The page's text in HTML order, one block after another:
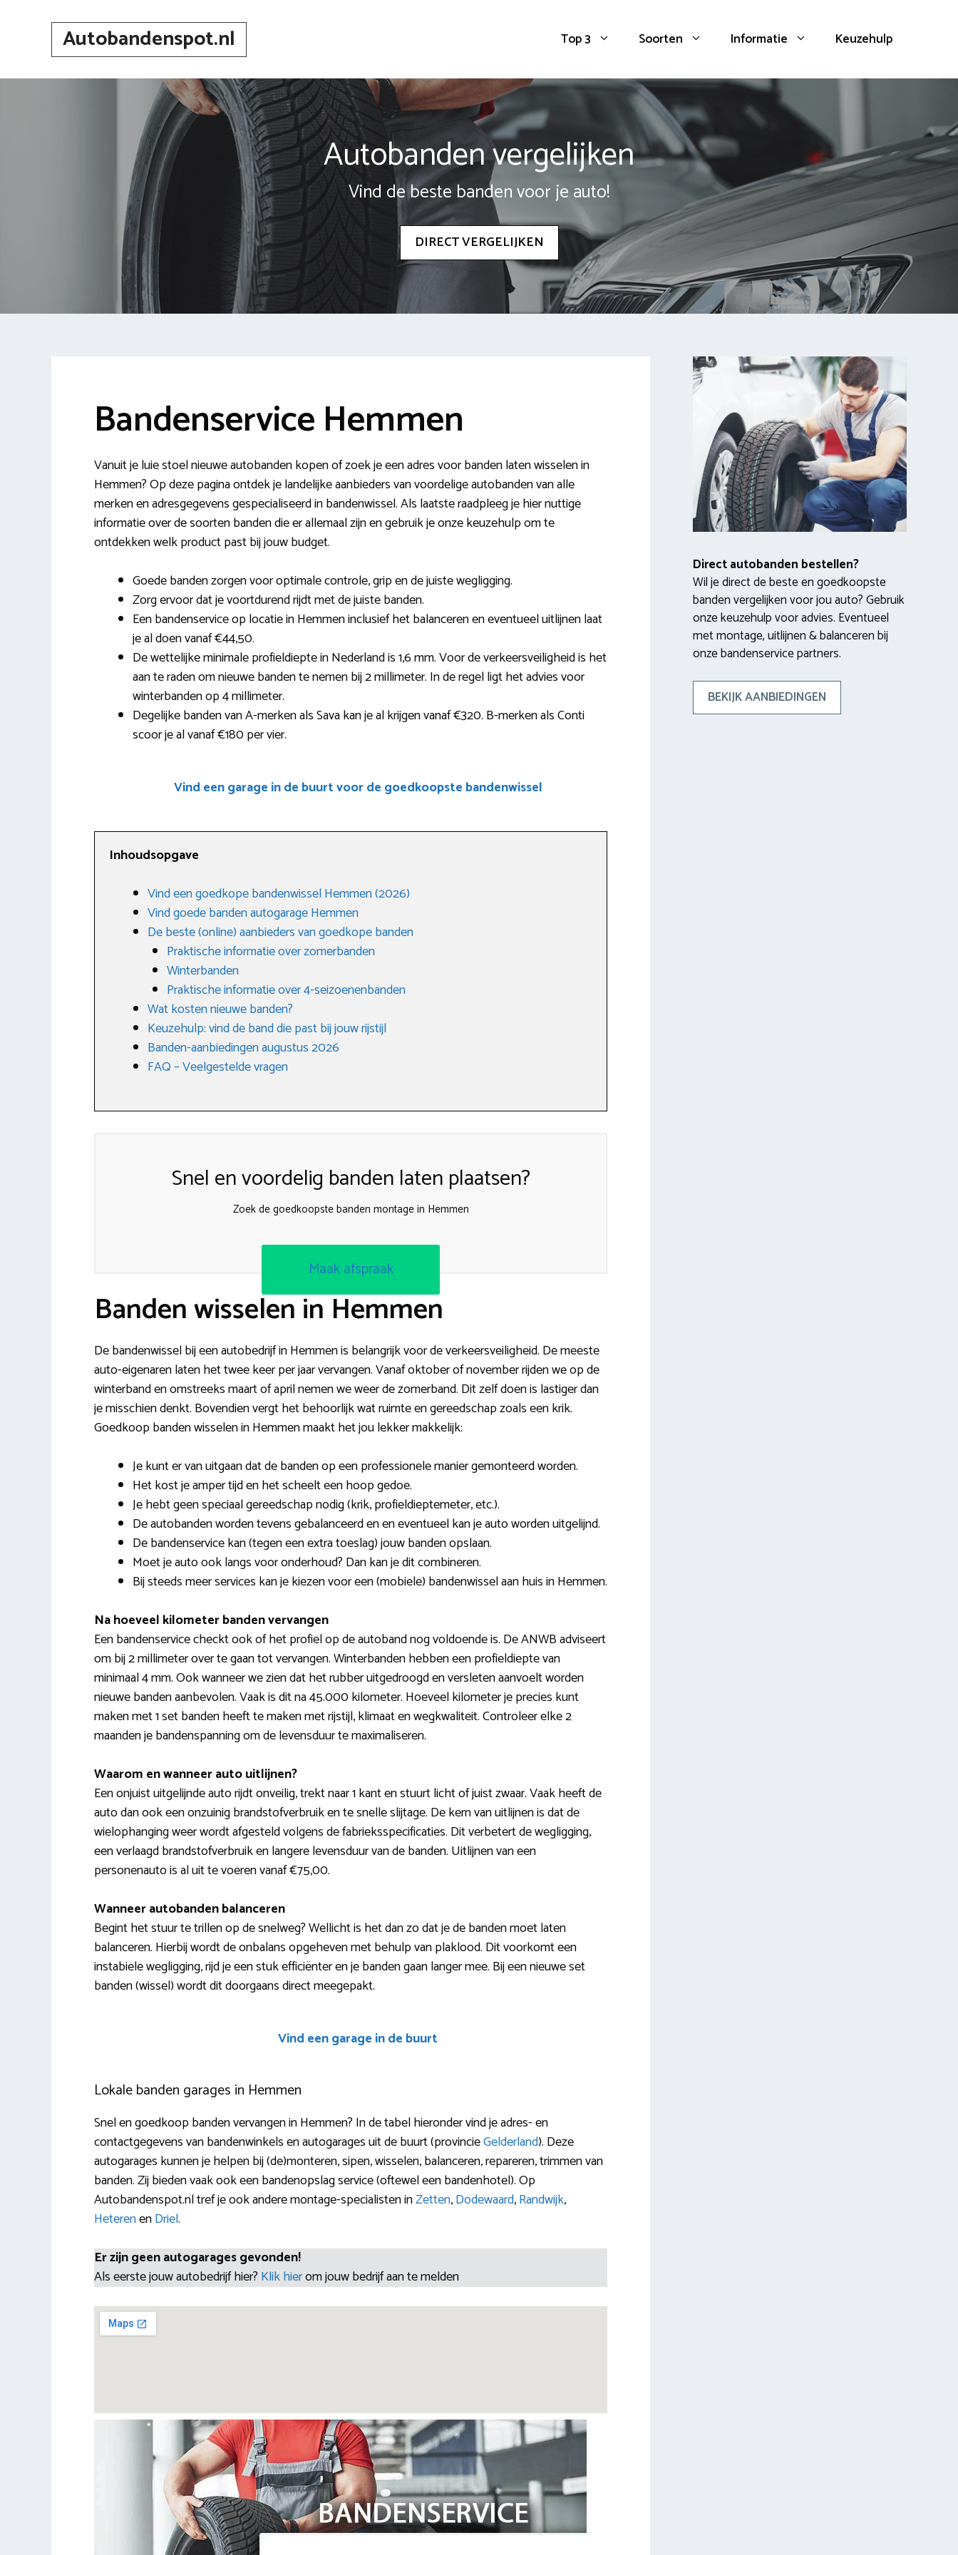
Autobandenspot.nl Top 3 Soorten Informatie Keuzehulp
Autobanden vergelijken
Vind de beste banden voor je auto!
DIRECT VERGELIJKEN
Bandenservice Hemmen
Vanuit je luie stoel nieuwe autobanden kopen of zoek je een adres voor banden laten wisselen in
Hemmen? Op deze pagina ontdek je landelijke aanbieders van voordelige autobanden van alle
merken en adresgegevens gespecialiseerd in bandenwissel. Als laatste raadpleeg je hier nuttige
informatie over de soorten banden die er allemaal zijn en gebruik je onze keuzehulp om te
ontdekken welk product past bij jouw budget.
Goede banden zorgen voor optimale controle, grip en de juiste wegligging.
Zorg ervoor dat je voortdurend rijdt met de juiste banden.
Een bandenservice op locatie in Hemmen inclusief het balanceren en eventueel uitlijnen laat
je al doen vanaf €44,50.
De wettelijke minimale profieldiepte in Nederland is 1,6 mm. Voor de verkeersveiligheid is het
aan te raden om nieuwe banden te nemen bij 2 millimeter. In de regel ligt het advies voor
winterbanden op 4 millimeter.
Degelijke banden van A-merken als Sava kan je al krijgen vanaf €320. B-merken als Conti
scoor je al vanaf €180 per vier.
Vind een garage in de buurt voor de goedkoopste bandenwissel
Inhoudsopgave
Vind een goedkope bandenwissel Hemmen (2026)
Vind goede banden autogarage Hemmen
De beste (online) aanbieders van goedkope banden
Praktische informatie over zomerbanden
Winterbanden
Praktische informatie over 4-seizoenenbanden
Wat kosten nieuwe banden?
Keuzehulp: vind de band die past bij jouw rijstijl
Banden-aanbiedingen augustus 2026
FAQ – Veelgestelde vragen
Snel en voordelig banden laten plaatsen?
Zoek de goedkoopste banden montage in Hemmen
Maak afspraak
Banden wisselen in Hemmen
De bandenwissel bij een autobedrijf in Hemmen is belangrijk voor de verkeersveiligheid. De meeste
auto-eigenaren laten het twee keer per jaar vervangen. Vanaf oktober of november rijden we op de
winterband en omstreeks maart of april nemen we weer de zomerband. Dit zelf doen is lastiger dan
je misschien denkt. Bovendien vergt het behoorlijk wat ruimte en gereedschap zoals een krik.
Goedkoop banden wisselen in Hemmen maakt het jou lekker makkelijk:
Je kunt er van uitgaan dat de banden op een professionele manier gemonteerd worden.
Het kost je amper tijd en het scheelt een hoop gedoe.
Je hebt geen speciaal gereedschap nodig (krik, profieldieptemeter, etc.).
De autobanden worden tevens gebalanceerd en en eventueel kan je auto worden uitgelijnd.
De bandenservice kan (tegen een extra toeslag) jouw banden opslaan.
Moet je auto ook langs voor onderhoud? Dan kan je dit combineren.
Bij steeds meer services kan je kiezen voor een (mobiele) bandenwissel aan huis in Hemmen.
Na hoeveel kilometer banden vervangen
Een bandenservice checkt ook of het profiel op de autoband nog voldoende is. De ANWB adviseert
om bij 2 millimeter over te gaan tot vervangen. Winterbanden hebben een profieldiepte van
minimaal 4 mm. Ook wanneer we zien dat het rubber uitgedroogd en versleten aanvoelt worden
nieuwe banden aanbevolen. Vaak is dit na 45.000 kilometer. Hoeveel kilometer je precies kunt
maken met 1 set banden heeft te maken met rijstijl, klimaat en wegkwaliteit. Controleer elke 2
maanden je bandenspanning om de levensduur te maximaliseren.
Waarom en wanneer auto uitlijnen?
Een onjuist uitgelijnde auto rijdt onveilig, trekt naar 1 kant en stuurt licht of juist zwaar. Vaak heeft de
auto dan ook een onzuinig brandstofverbruik en te snelle slijtage. De kern van uitlijnen is dat de
wielophanging weer wordt afgesteld volgens de fabrieksspecificaties. Dit verbetert de wegligging,
een verlaagd brandstofverbruik en langere levensduur van de banden. Uitlijnen van een
personenauto is al uit te voeren vanaf €75,00.
Wanneer autobanden balanceren
Begint het stuur te trillen op de snelweg? Wellicht is het dan zo dat je de banden moet laten
balanceren. Hierbij wordt de onbalans opgeheven met behulp van plaklood. Dit voorkomt een
instabiele wegligging, rijd je een stuk efficiënter en je banden gaan langer mee. Bij een nieuwe set
banden (wissel) wordt dit doorgaans direct meegepakt.
Vind een garage in de buurt
Lokale banden garages in Hemmen
Snel en goedkoop banden vervangen in Hemmen? In de tabel hieronder vind je adres- en
contactgegevens van bandenwinkels en autogarages uit de buurt (provincieGelderland). Deze
autogarages kunnen je helpen bij (de)monteren, sipen, wisselen, balanceren, repareren, trimmen van
banden. Zij bieden vaak ook een bandenopslag service (oftewel een bandenhotel). Op
Autobandenspot.nl tref je ook andere montage-specialisten inZetten,Dodewaard,Randwijk,
HeterenenDriel.
Er zijn geen autogarages gevonden!
Als eerste jouw autobedrijf hier? Klik hierom jouw bedrijf aan te melden
Direct autobanden bestellen?
Wil je direct de beste en goedkoopste
banden vergelijken voor jou auto? Gebruik
onze keuzehulp voor advies. Eventueel
met montage, uitlijnen & balanceren bij
onze bandenservice partners.
BEKIJK AANBIEDINGEN